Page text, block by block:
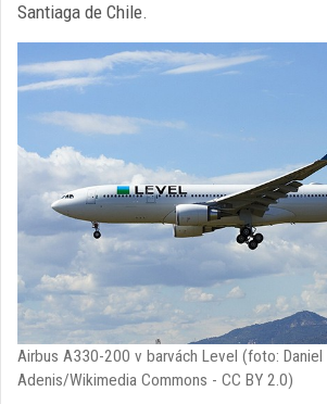
Santiaga de Chile.
Airbus A330-200 v barvách Level (foto: Daniel
Adenis/Wikimedia Commons - CC BY 2.0)